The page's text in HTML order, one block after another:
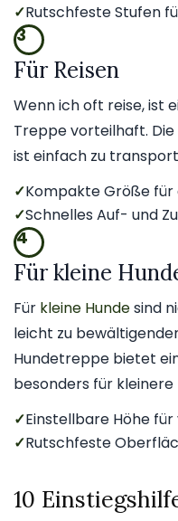
✓Rutschfeste Stufen
3
Für Reisen
Wenn ich oft reise, ist
Treppe vorteilhaft.
ist einfach zu
✓Kompakte Größe
✓Schnelles Auf- und
4
Für kleine
Für kleine Hundesind
leicht zu
Hundetreppe bietet
besonders für kleinere
✓Einstellbare Höhe
✓Rutschfeste
10